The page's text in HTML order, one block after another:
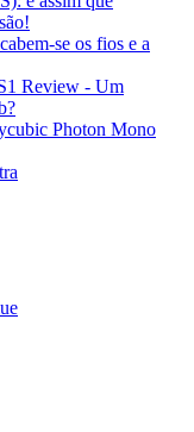
se os fios e a
Review - Um
Photon Mono